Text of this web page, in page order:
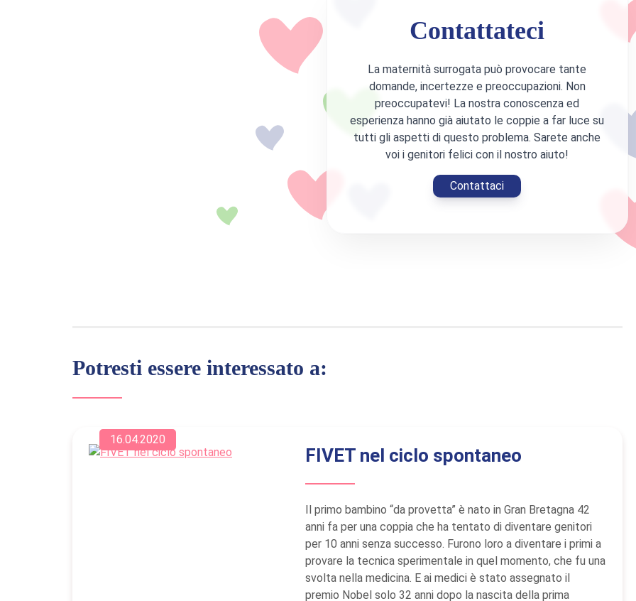
Contattateci
La maternità surrogata può provocare tante
domande, incertezze e preoccupazioni. Non
preoccupatevi! La nostra conoscenza ed
esperienza hanno già aiutato le coppie a far luce su
tutti gli aspetti di questo problema. Sarete anche
voi i genitori felici con il nostro aiuto!
Contattaci
Potresti essere interessato a:
16.04.2020
FIVET nel ciclo spontaneo
Il primo bambino “da provetta” è nato in Gran Bretagna 42
anni fa per una coppia che ha tentato di diventare genitori
per 10 anni senza successo. Furono loro a diventare i primi a
provare la tecnica sperimentale in quel momento, che fu una
svolta nella medicina. E ai medici è stato assegnato il
premio Nobel solo 32 anni dopo la nascita della prima